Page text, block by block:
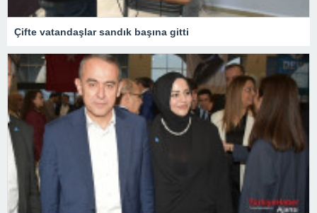
Çifte vatandaşlar sandık başına gitti